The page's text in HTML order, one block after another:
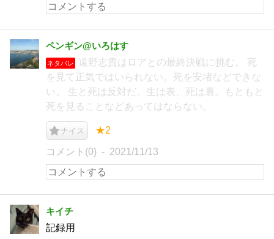
ペンギン@いろはす
ネタバレ
遠野志貴はロアとの最終決戦に挑む。 死
を見て正気ではいられない。死を安堵などできな
い。 生と死は反対だ。生は表、死は裏。もともと
死を見ることなどあってはならない。
ナイス ★2
コメント(0) 2021/11/13
キイチ
記録用